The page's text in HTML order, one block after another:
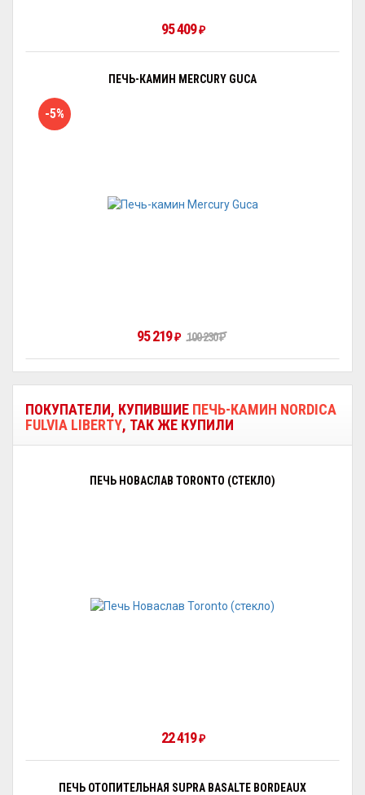
95 409 ₽
ПЕЧЬ-КАМИН MERCURY GUCA
-5%
95 219 ₽ 100 230₽
ПОКУПАТЕЛИ, КУПИВШИЕ ПЕЧЬ-КАМИН NORDICA
FULVIA LIBERTY, ТАК ЖЕ КУПИЛИ
ПЕЧЬ НОВАСЛАВ TORONTO (СТЕКЛО)
22 419 ₽
ПЕЧЬ ОТОПИТЕЛЬНАЯ SUPRA BASALTE BORDEAUX